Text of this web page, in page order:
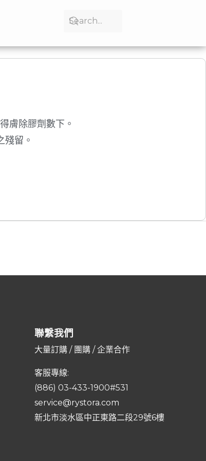
膚除膠劑數下。
殘留。
聯繫我們
大量訂購 / 團購 / 企業合作
客服專線:
(886) 03-433-1900#531
service@rystora.com
新北市淡水區中正東路二段29號6樓